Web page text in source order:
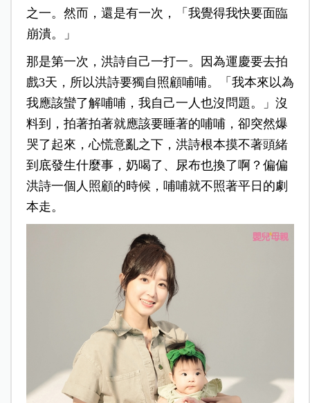
之一。然而，還是有一次，「我覺得我快要面臨
崩潰。」
那是第一次，洪詩自己一打一。因為運慶要去拍
戲3天，所以洪詩要獨自照顧哺哺。「我本來以為
我應該蠻了解哺哺，我自己一人也沒問題。」沒
料到，拍著拍著就應該要睡著的哺哺，卻突然爆
哭了起來，心慌意亂之下，洪詩根本摸不著頭緒
到底發生什麼事，奶喝了、尿布也換了啊？偏偏
洪詩一個人照顧的時候，哺哺就不照著平日的劇
本走。